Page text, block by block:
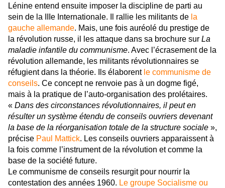
Lénine entend ensuite imposer la discipline de parti au
sein de la IIIe Internationale. Il rallie les militants de la
gauche allemande. Mais, une fois auréolé du prestige de
la révolution russe, il les attaque dans sa brochure sur La
maladie infantile du communisme. Avec l’écrasement de la
révolution allemande, les militants révolutionnaires se
réfugient dans la théorie. Ils élaborent le communisme de
conseils. Ce concept ne renvoie pas à un dogme figé,
mais à la pratique de l’auto-organisation des prolétaires.
« Dans des circonstances révolutionnaires, il peut en
résulter un système étendu de conseils ouvriers devenant
la base de la réorganisation totale de la structure sociale »,
précise Paul Mattick. Les conseils ouvriers apparaissent à
la fois comme l’instrument de la révolution et comme la
base de la société future.
Le communisme de conseils resurgit pour nourrir la
contestation des années 1960. Le groupe Socialisme ou